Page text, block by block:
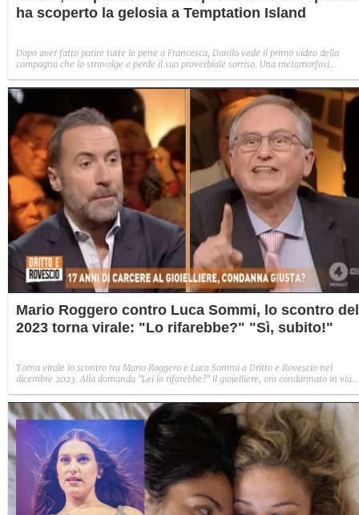
ha scoperto la gelosia a Temptation Island
Dopo aver fatto patire tutte le pene a Francesca, Danilo vede il primo video della
compagna che lo stravolge e perde il suo proverbiale sorriso. Una metamorfosi
Mario Roggero contro Luca Sommi, lo scontro del
2023 torna virale: "Lo rifarebbe?" "Sì, subito!"
Torna virale lo scontro tra Mario Roggero e Luca Sommi a Dritto e Rovescio nel
dicembre 2023. Alla domanda "Lei lo rifarebbe?" il gioielliere, ora condannato in via